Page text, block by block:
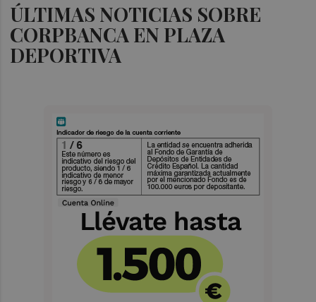
ÚLTIMAS NOTICIAS SOBRE
CORPBANCA EN PLAZA
DEPORTIVA